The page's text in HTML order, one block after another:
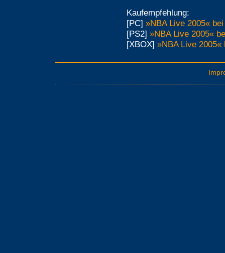
Kaufempfehlung:
[PC] »NBA Live 2005«
[PS2] »NBA Live 2005«
[XBOX] »NBA Live